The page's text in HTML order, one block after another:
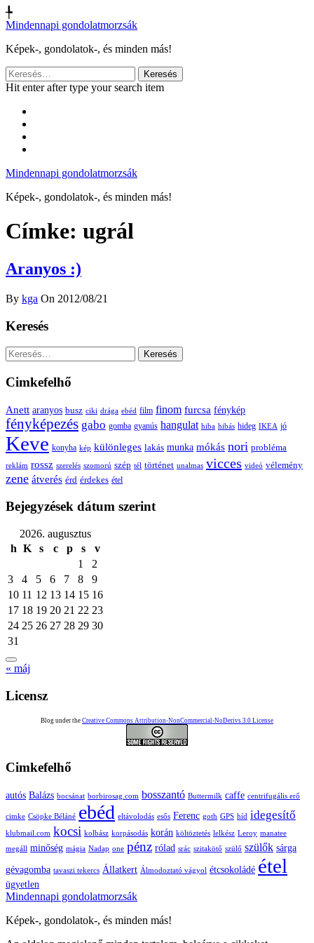
╄
Mindennapi gondolatmorzsák
Képek-, gondolatok-, és minden más!
Keresés:
Hit enter after type your search item
Mindennapi gondolatmorzsák
Képek-, gondolatok-, és minden más!
Címke: ugrál
Aranyos :)
By kga On 2012/08/21
Keresés
Keresés:
Cimkefelhő
Anett aranyos busz ciki drága ebéd film finom furcsa fénykép
fényképezés gabo gomba gyanús hangulat hiba hibás hideg IKEA jó
Keve konyha kép különleges lakás munka mókás nori probléma
reklám rossz szerelés szomorú szép tél történet unalmas vicces videó vélemény
zene átverés érd érdekes étel
Bejegyzések dátum szerint
2026. augusztus
h K s c p s
v
1
2
3
4 5 6 7 8
9
10 11 12 13 14 15 16
17 18 19 20 21 22 23
24 25 26 27 28 29 30
31
« máj
Licensz
Blog under the Creative Commons Attribution-NonCommercial-NoDerivs 3.0 License
Cimkefelhő
autós Balázs bocsánat borbirosag.com bosszantó Buttermilk caffe centrifugális erő
cimke Csöpke Béláné ebéd eltávolodás esős Ferenc goth GPS híd idegesítő
klubmail.com kocsi kolbász korpásodás korán költöztetés lelkész Leroy manatee
megáll minőség mágia Nadap one pénz rólad srác szitakötő szülő szülők sárga
gévagomba tavaszi tekercs Állatkert Álmodoztató vágyol étcsokoládé étel
ügyetlen
Mindennapi gondolatmorzsák
Képek-, gondolatok-, és minden más!